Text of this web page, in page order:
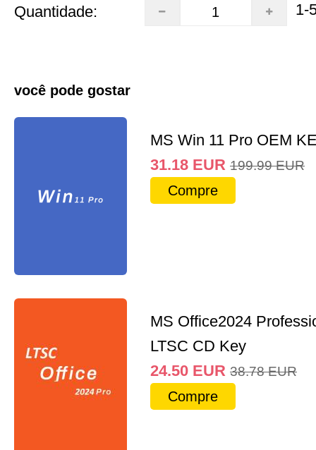
Quantidade: 1-
você pode gostar
MS Win 11 Pro OEM
31.18 EUR 199.99 EUR
Compre
MS Office2024
LTSC CD Key
24.50 EUR 38.78 EUR
Compre